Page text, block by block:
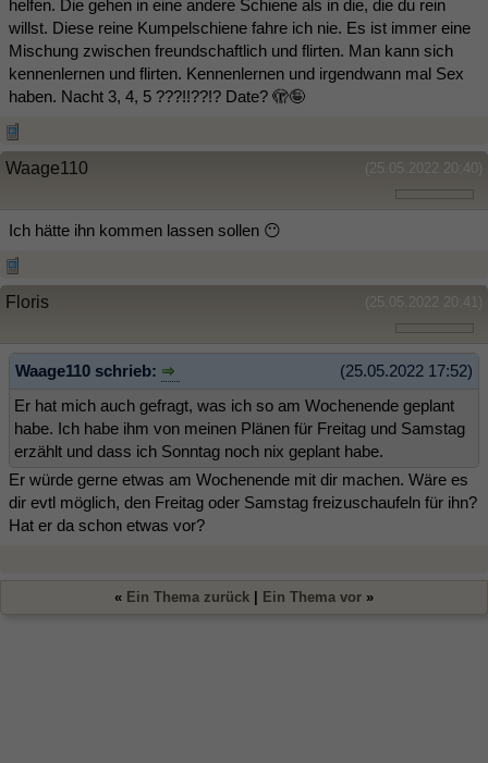
helfen. Die gehen in eine andere Schiene als in die, die du rein
willst. Diese reine Kumpelschiene fahre ich nie. Es ist immer eine
Mischung zwischen freundschaftlich und flirten. Man kann sich
kennenlernen und flirten. Kennenlernen und irgendwann mal Sex
haben. Nacht 3, 4, 5 ???!!??!? Date? 🫣🤪
(25.05.2022 20:40)
Waage110
Ich hätte ihn kommen lassen sollen 😶
(25.05.2022 20:41)
Floris
(25.05.2022 17:52)
Waage110 schrieb:
Er hat mich auch gefragt, was ich so am Wochenende geplant
habe. Ich habe ihm von meinen Plänen für Freitag und Samstag
erzählt und dass ich Sonntag noch nix geplant habe.
Er würde gerne etwas am Wochenende mit dir machen. Wäre es
dir evtl möglich, den Freitag oder Samstag freizuschaufeln für ihn?
Hat er da schon etwas vor?
« Ein Thema zurück Ein Thema vor »